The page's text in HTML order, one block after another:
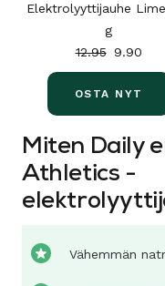
Elektrolyyttijauhe
g
12.95 9.90
OSTA NYT
Miten Daily
Athletics -
Vähemmän